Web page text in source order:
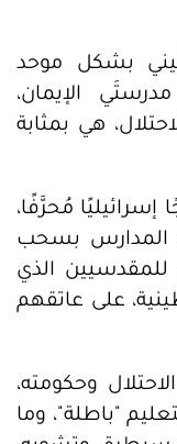
بشكل موحد
الإيمان،
هي بمثابة
إسرائيليًا مُحرَّفًا،
المدارس بسحب
للمقدسيين الذي
على عاتقهم
وحكومته،
"باطلة"، وما